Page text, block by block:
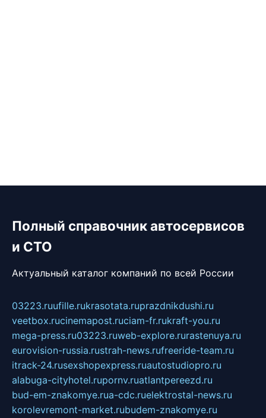
Полный справочник автосервисов
и СТО
Актуальный каталог компаний по всей России
03223.ruufille.rukrasotata.ruprazdnikdushi.ru
veetbox.rucinemapost.ruciam-fr.rukraft-you.ru
mega-press.ru03223.ruweb-explore.rurastenuya.ru
eurovision-russia.rustrah-news.rufreeride-team.ru
itrack-24.rusexshopexpress.ruautostudiopro.ru
alabuga-cityhotel.rupornv.ruatlantpereezd.ru
bud-em-znakomye.rua-cdc.ruelektrostal-news.ru
korolevremont-market.rubudem-znakomye.ru